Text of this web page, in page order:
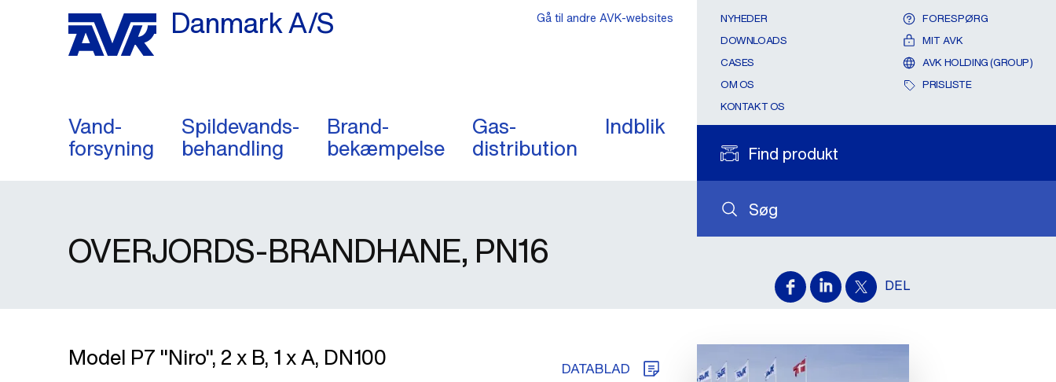
Danmark A/S
Vand-
forsyning
Spildevands-
behandling
Brand-
bekæmpelse
Gas-
distribution
Indblik
Søg
Find produkt
NYHEDER
DOWNLOADS
CASES
OM OS
KONTAKT OS
FORESPØRG
MIT AVK
AVK HOLDING (GROUP)
PRISLISTE
Gå til andre AVK-websites
DEL
OVERJORDS-BRANDHANE, PN16
Model P7 "Niro", 2 x B, 1 x A, DN100 DATABLAD